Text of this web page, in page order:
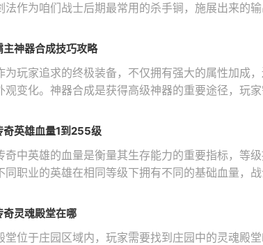
法作为咱们战士后期最常用的杀手锏，施展出来的
主神器合成技巧攻略
为玩家追求的终极装备，不仅拥有强大的属性加成
观变化。神器合成是获得高级神器的重要途径，玩
奇英雄血量1到255级
奇中英雄的血量是衡量其生存能力的重要指标，等
同职业的英雄在相同等级下拥有不同的基础血量，
奇灵魂殿堂在哪
堂位于庄园区域内，玩家需要找到庄园中的灵魂殿堂